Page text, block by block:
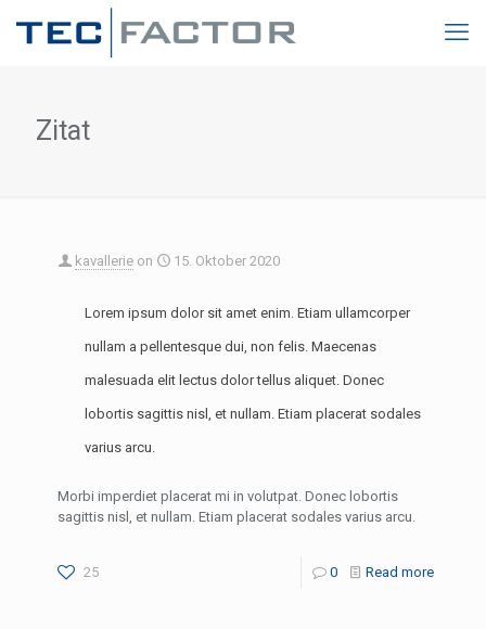
Zitat
kavallerie on 15. Oktober 2020
Lorem ipsum dolor sit amet enim. Etiam ullamcorper
nullam a pellentesque dui, non felis. Maecenas
malesuada elit lectus dolor tellus aliquet. Donec
lobortis sagittis nisl, et nullam. Etiam placerat sodales
varius arcu.
Morbi imperdiet placerat mi in volutpat. Donec lobortis
sagittis nisl, et nullam. Etiam placerat sodales varius arcu.
25 0 Read more